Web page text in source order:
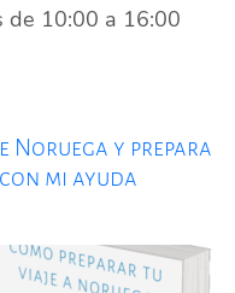
de 10:00 a 16:00
Noruega y prepara
mi ayuda